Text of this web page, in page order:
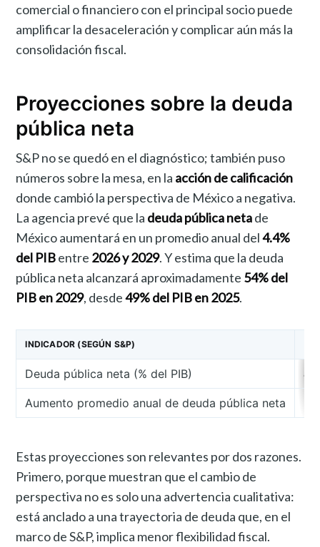
comercial o financiero con el principal socio puede
amplificar la desaceleración y complicar aún más la
consolidación fiscal.
Proyecciones sobre la deuda
pública neta
S&P no se quedó en el diagnóstico; también puso
números sobre la mesa, en la acción de calificación
donde cambió la perspectiva de México a negativa.
La agencia prevé que la deuda pública netade
México aumentará en un promedio anual del4.4%
del PIBentre 2026 y 2029. Y estima que la deuda
pública neta alcanzará aproximadamente 54% del
PIB en 2029, desde49% del PIB en 2025.
INDICADOR (SEGÚN S&P)
Deuda pública neta (% del PIB)
Aumento promedio anual de deuda pública neta
Estas proyecciones son relevantes por dos razones.
Primero, porque muestran que el cambio de
perspectiva no es solo una advertencia cualitativa:
está anclado a una trayectoria de deuda que, en el
marco de S&P, implica menor flexibilidad fiscal.